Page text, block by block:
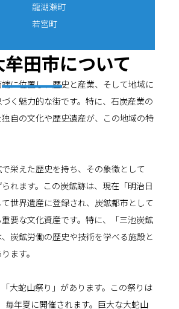
龍湖瀬町
若宮町
田市について
に位置し、歴史と産業、そして地域に
く魅力的な街です。特に、石炭産業の
自の文化や歴史遺産が、この地域の特
栄えた歴史を持ち、その象徴として
られます。この炭鉱跡は、現在「明治日
世界遺産に登録され、炭鉱都市として
要な文化資産です。特に、「三池炭鉱
炭鉱労働の歴史や技術を学べる施設と
ます。
大蛇山祭り」があります。この祭りは
毎年夏に開催されます。巨大な大蛇山